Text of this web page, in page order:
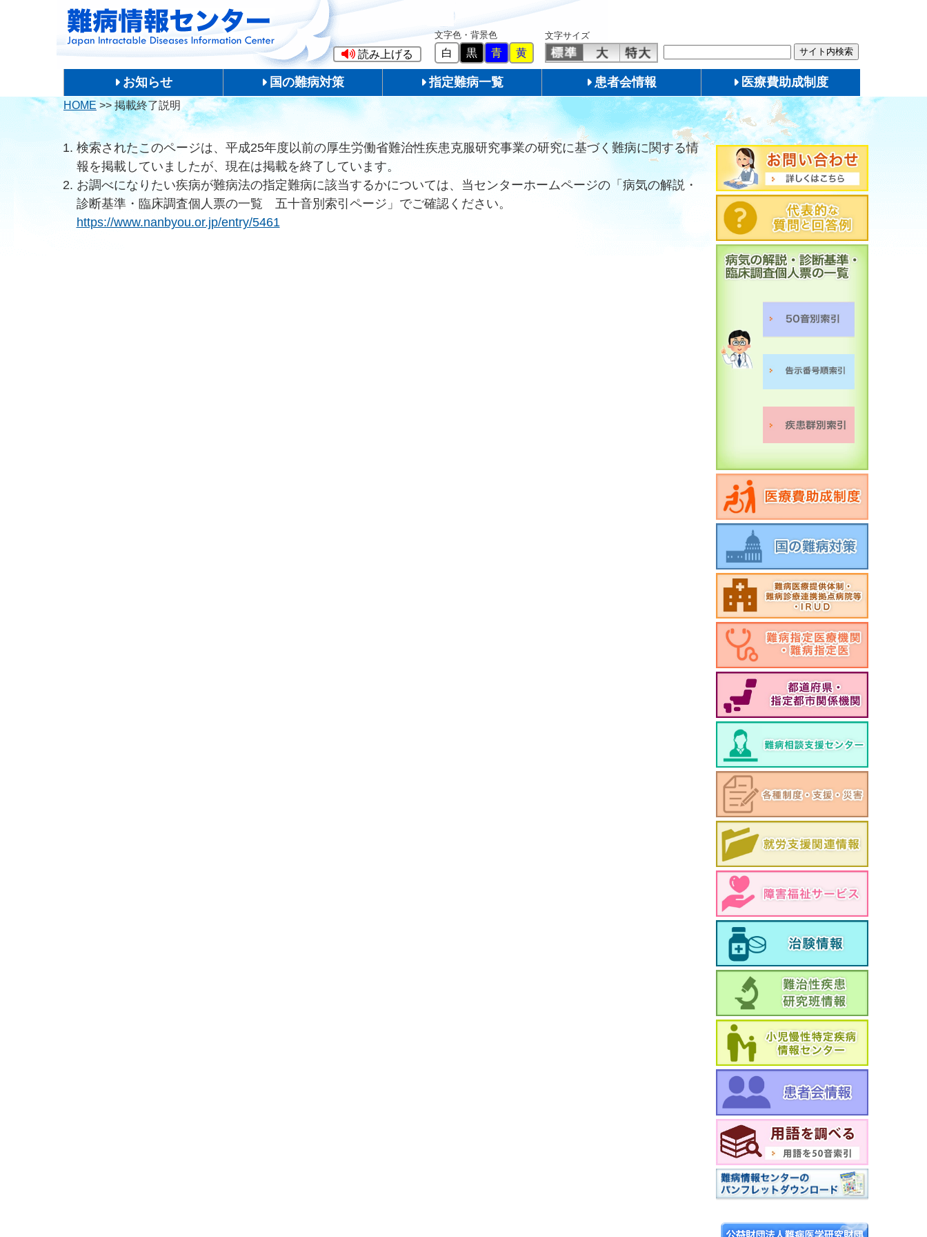
文字サイズ
文字色・背景色
白 黒 青 黄
読み上げる
お知らせ 国の難病対策 指定難病一覧 患者会情報 医療費助成制度
HOME>>掲載終了説明
検索されたこのページは、平成25年度以前の厚生労働省難治性疾患克服研究事業の研究に基づく難病に関する情
報を掲載していましたが、現在は掲載を終了しています。
お調べになりたい疾病が難病法の指定難病に該当するかについては、当センターホームページの「病気の解説・
診断基準・臨床調査個人票の一覧 五十音別索引ページ」でご確認ください。
https://www.nanbyou.or.jp/entry/5461